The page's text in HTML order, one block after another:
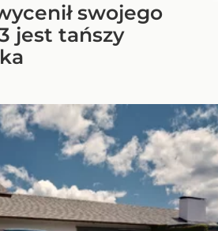
swojego
jest tańszy